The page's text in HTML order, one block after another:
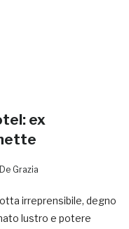
ex
Grazia
irreprensibile, degno
lustro e potere